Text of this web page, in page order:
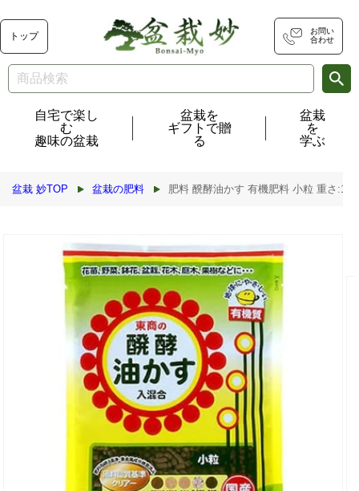
ンツに
進む
トップ
お問い
合わせ
自宅で楽し
む
趣味の盆栽
盆栽を
ギフトで贈
る
盆栽
を
学ぶ
盆栽 妙TOP 盆栽の肥料 肥料 醗酵油かす 有機肥料 小粒 重さ